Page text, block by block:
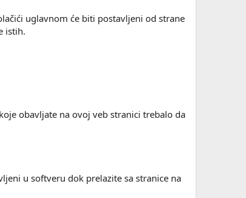
uglavnom će biti postavljeni od strane
istih.
obavljate na ovoj veb stranici trebalo da
u softveru dok prelazite sa stranice na